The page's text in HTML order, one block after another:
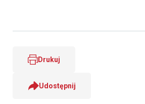
Drukuj
Udostępnij